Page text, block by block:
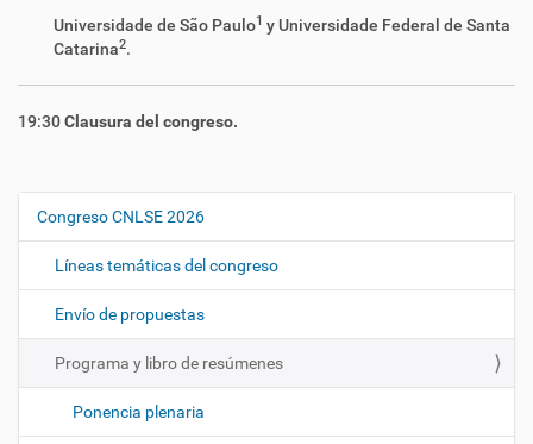
Universidade de São Paulo1 y Universidade Federal de Santa
Catarina2.
19:30Clausura del congreso.
N
g
i
Congreso CNLSE 2026
Líneas temáticas del congreso
Envío de propuestas
Programa y libro de resúmenes
Ponencia plenaria